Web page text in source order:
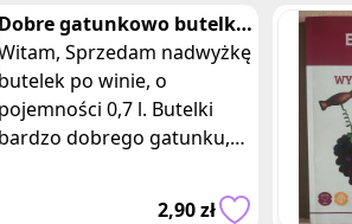
gatunkowo butelki
domowe wino 0,7 l
Sprzedam nadwyżkę
po winie, o
0,7 l. Butelki
dobrego gatunku,
2,90 zł